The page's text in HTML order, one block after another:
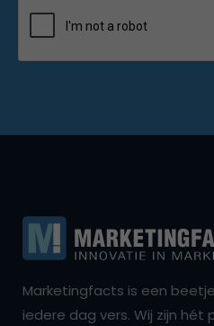
Marketingfacts is een
iedere dag vers. Wij zijn hét